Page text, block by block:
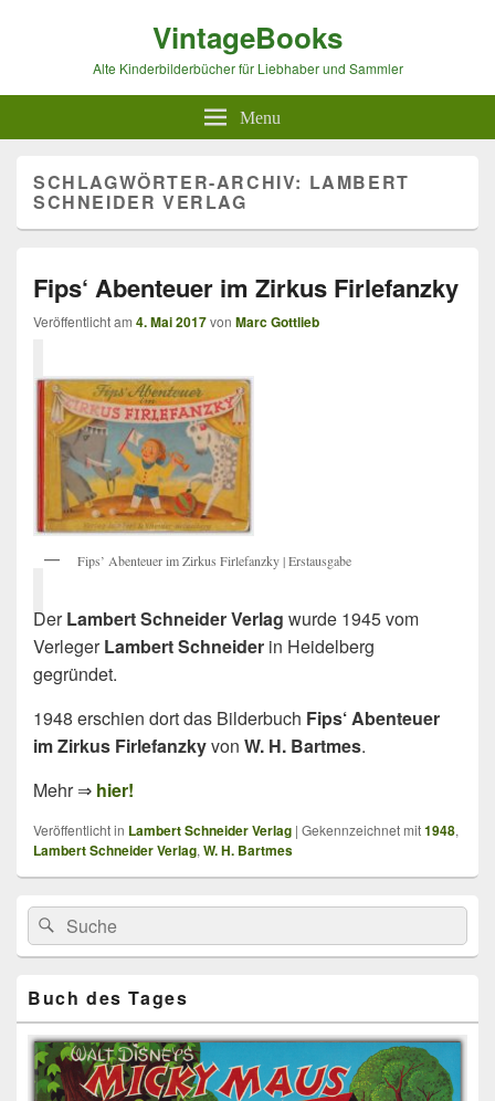
VintageBooks
Alte Kinderbilderbücher für Liebhaber und Sammler
Menu
SCHLAGWÖRTER-ARCHIV: LAMBERT
SCHNEIDER VERLAG
Fips‘ Abenteuer im Zirkus Firlefanzky
Veröffentlicht am 4. Mai 2017von Marc Gottlieb
Fips’ Abenteuer im Zirkus Firlefanzky | Erstausgabe
DerLambert Schneider Verlag wurde 1945 vom
VerlegerLambert Schneider in Heidelberg
gegründet.
1948 erschien dort das Bilderbuch Fips‘ Abenteuer
im Zirkus Firlefanzkyvon W. H. Bartmes.
Mehr ⇒ hier!
Veröffentlicht in Lambert Schneider Verlag | Gekennzeichnet mit1948,
Lambert Schneider Verlag, W. H. Bartmes
Primärer
Seitenleisten
Widget-
Bereich
Search
for:
Suche
Buch des Tages